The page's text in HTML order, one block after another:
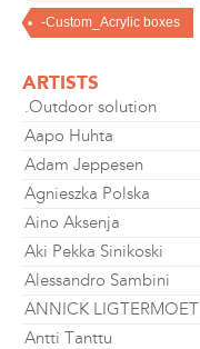
-Custom_Acrylic boxes
ARTISTS
.Outdoor solution
Aapo Huhta
Adam Jeppesen
Agnieszka Polska
Aino Aksenja
Aki Pekka Sinikoski
Alessandro Sambini
ANNICK LIGTERMOET
Antti Tanttu